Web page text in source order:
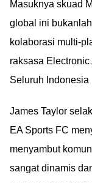
Masuknya skuad
global ini
kolaborasi multi-
raksasa
Seluruh Indonesia
James Taylor
EA Sports FC
menyambut
sangat dinamis